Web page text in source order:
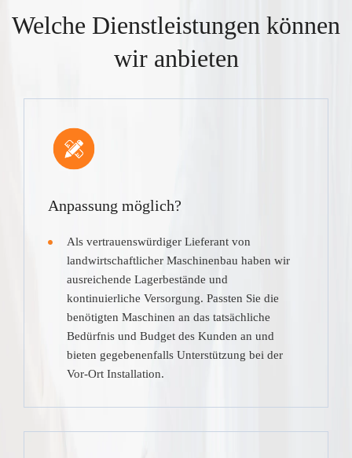
Welche Dienstleistungen können
wir anbieten
Anpassung möglich?
Als vertrauenswürdiger Lieferant von
landwirtschaftlicher Maschinenbau haben wir
ausreichende Lagerbestände und
kontinuierliche Versorgung. Passten Sie die
benötigten Maschinen an das tatsächliche
Bedürfnis und Budget des Kunden an und
bieten gegebenenfalls Unterstützung bei der
Vor-Ort Installation.